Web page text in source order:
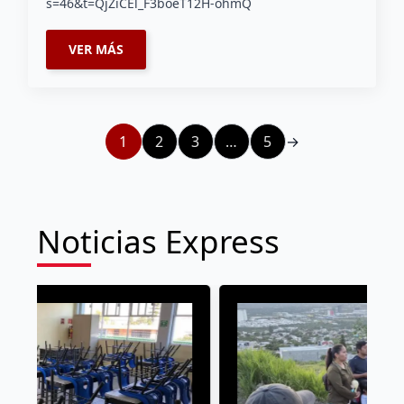
VER MÁS
1 2 3 … 5 →
Noticias Express